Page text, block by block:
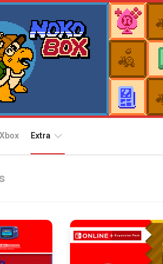
Xbox Extra
EggConsole
Switch